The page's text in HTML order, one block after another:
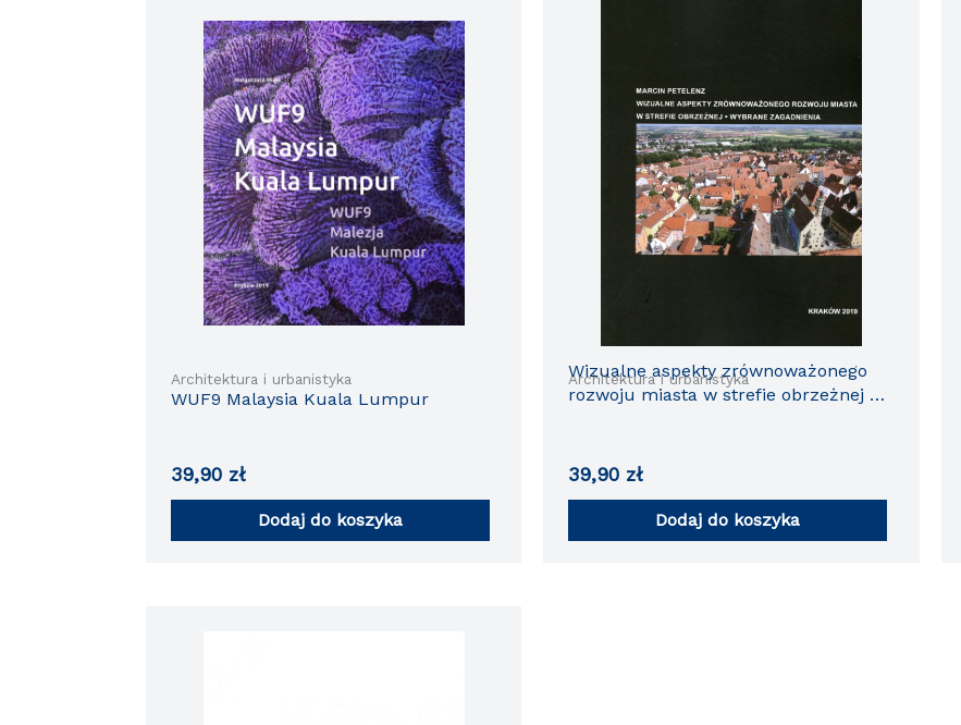
Architektura i urbanistyka
WUF9 Malaysia Kuala Lumpur
39,90 zł
Dodaj do koszyka
Architektura i urbanistyka
Wizualne aspekty zrównoważonego
rozwoju miasta w strefie obrzeżnej –
39,90 zł
Dodaj do koszyka